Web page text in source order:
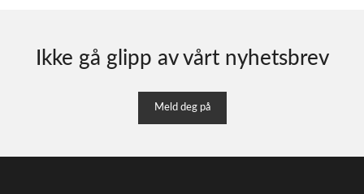
Ikke gå glipp av vårt nyhetsbrev
Meld deg på